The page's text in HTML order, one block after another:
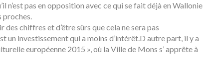
n’est pas en opposition avec ce qui se fait déjà en Wallonie
proches.
des chiffres et d’être sûrs que cela ne sera pas
un investissement qui a moins d’intérêt.D autre part, il y a
européenne 2015 », où la Ville de Mons s’ apprête à